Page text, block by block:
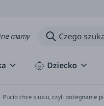
mamy
Dziecko
Pucio chce siusiu, czyli pożegnanie